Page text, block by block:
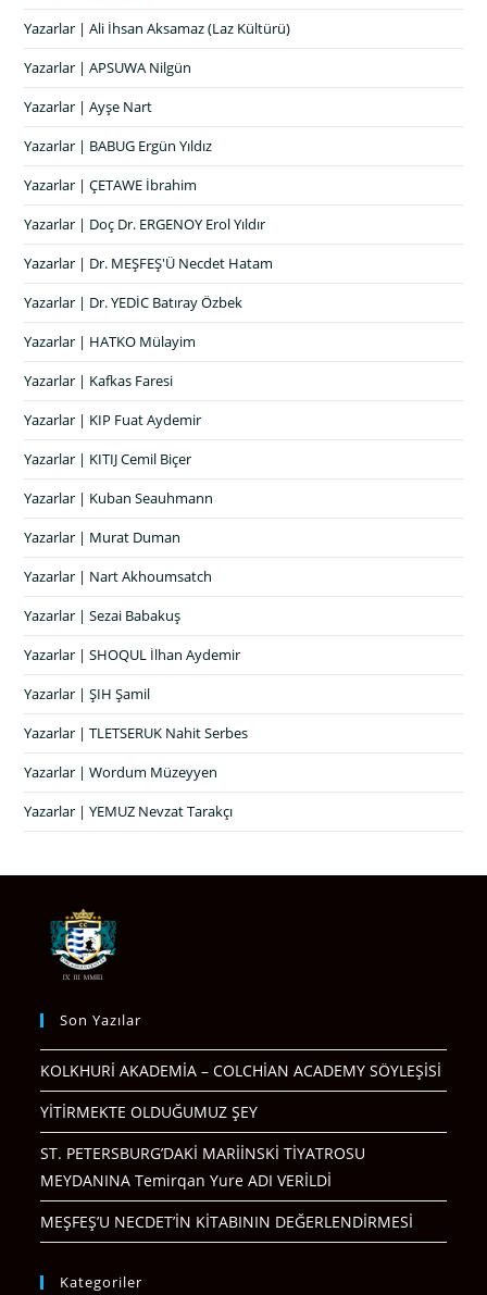
Yazarlar | Ali İhsan Aksamaz (Laz Kültürü)
Yazarlar | APSUWA Nilgün
Yazarlar | Ayşe Nart
Yazarlar | BABUG Ergün Yıldız
Yazarlar | ÇETAWE İbrahim
Yazarlar | Doç Dr. ERGENOY Erol Yıldır
Yazarlar | Dr. MEŞFEŞ'Ü Necdet Hatam
Yazarlar | Dr. YEDİC Batıray Özbek
Yazarlar | HATKO Mülayim
Yazarlar | Kafkas Faresi
Yazarlar | KIP Fuat Aydemir
Yazarlar | KITIJ Cemil Biçer
Yazarlar | Kuban Seauhmann
Yazarlar | Murat Duman
Yazarlar | Nart Akhoumsatch
Yazarlar | Sezai Babakuş
Yazarlar | SHOQUL İlhan Aydemir
Yazarlar | ŞIH Şamil
Yazarlar | TLETSERUK Nahit Serbes
Yazarlar | Wordum Müzeyyen
Yazarlar | YEMUZ Nevzat Tarakçı
Son Yazılar
KOLKHURİ AKADEMİA – COLCHİAN ACADEMY SÖYLEŞİSİ
YİTİRMEKTE OLDUĞUMUZ ŞEY
ST. PETERSBURG’DAKİ MARİİNSKİ TİYATROSU
MEYDANINA Temirqan Yure ADI VERİLDİ
MEŞFEŞ’U NECDET’İN KİTABININ DEĞERLENDİRMESİ
Kategoriler